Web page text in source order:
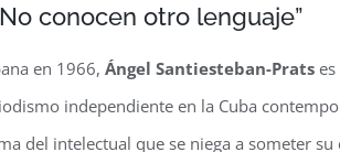
conocen otro lenguaje”
en 1966, Ángel Santiesteban-Prats
independiente en la Cuba
del intelectual que se niega a someter